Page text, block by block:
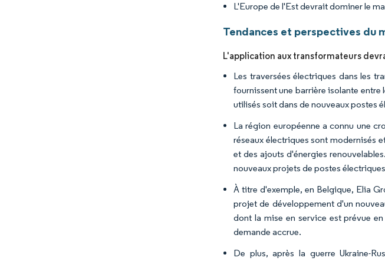
L'Europe de l'Est devrait dominer le
Tendances et perspectives du
L'application aux transformateurs
Les traversées électriques dans les
fournissent une barrière isolante
utilisés soit dans de nouveaux postes
La région européenne a connu une
réseaux électriques sont modernisés
et des ajouts d'énergies
nouveaux projets de postes
À titre d'exemple, en Belgique, Elia
projet de développement d'un
dont la mise en service est prévue
demande accrue.
De plus, après la guerre Ukraine-